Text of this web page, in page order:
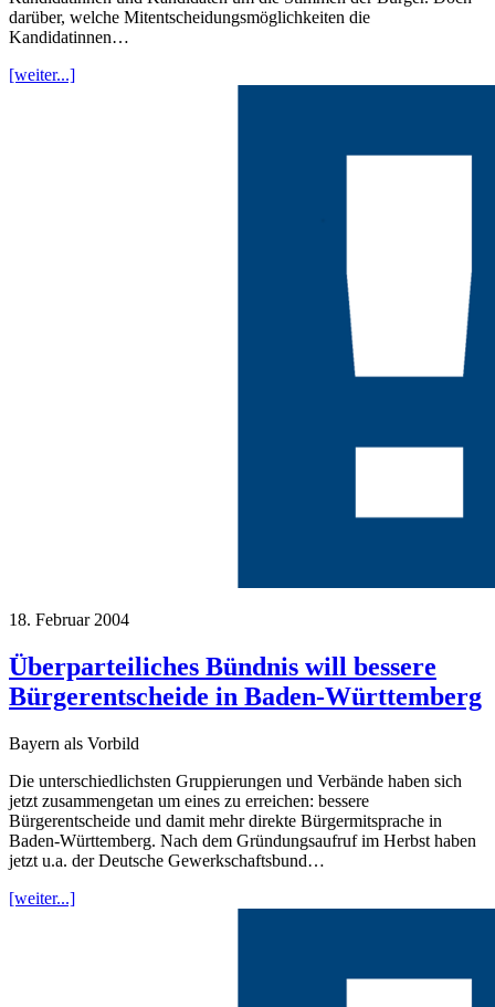
darüber, welche Mitentscheidungsmöglichkeiten die
Kandidatinnen…
[weiter...]
18. Februar 2004
Überparteiliches Bündnis will bessere
Bürgerentscheide in Baden-Württemberg
Bayern als Vorbild
Die unterschiedlichsten Gruppierungen und Verbände haben sich
jetzt zusammengetan um eines zu erreichen: bessere
Bürgerentscheide und damit mehr direkte Bürgermitsprache in
Baden-Württemberg. Nach dem Gründungsaufruf im Herbst haben
jetzt u.a. der Deutsche Gewerkschaftsbund…
[weiter...]